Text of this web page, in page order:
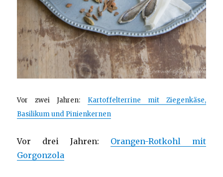
Vor zwei Jahren: Kartoffelterrine mit Ziegenkäse,
Basilikum und Pinienkernen
Vor drei Jahren: Orangen-Rotkohl mit
Gorgonzola